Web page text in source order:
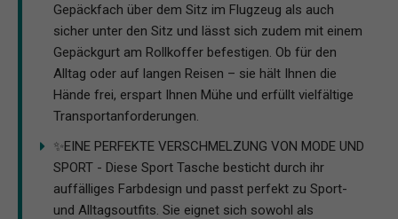
Gepäckfach über dem Sitz im Flugzeug als auch
sicher unter den Sitz und lässt sich zudem mit einem
Gepäckgurt am Rollkoffer befestigen. Ob für den
Alltag oder auf langen Reisen – sie hält Ihnen die
Hände frei, erspart Ihnen Mühe und erfüllt vielfältige
Transportanforderungen.
✨EINE PERFEKTE VERSCHMELZUNG VON MODE UND
SPORT - Diese Sport Tasche besticht durch ihr
auffälliges Farbdesign und passt perfekt zu Sport-
und Alltagsoutfits. Sie eignet sich sowohl als